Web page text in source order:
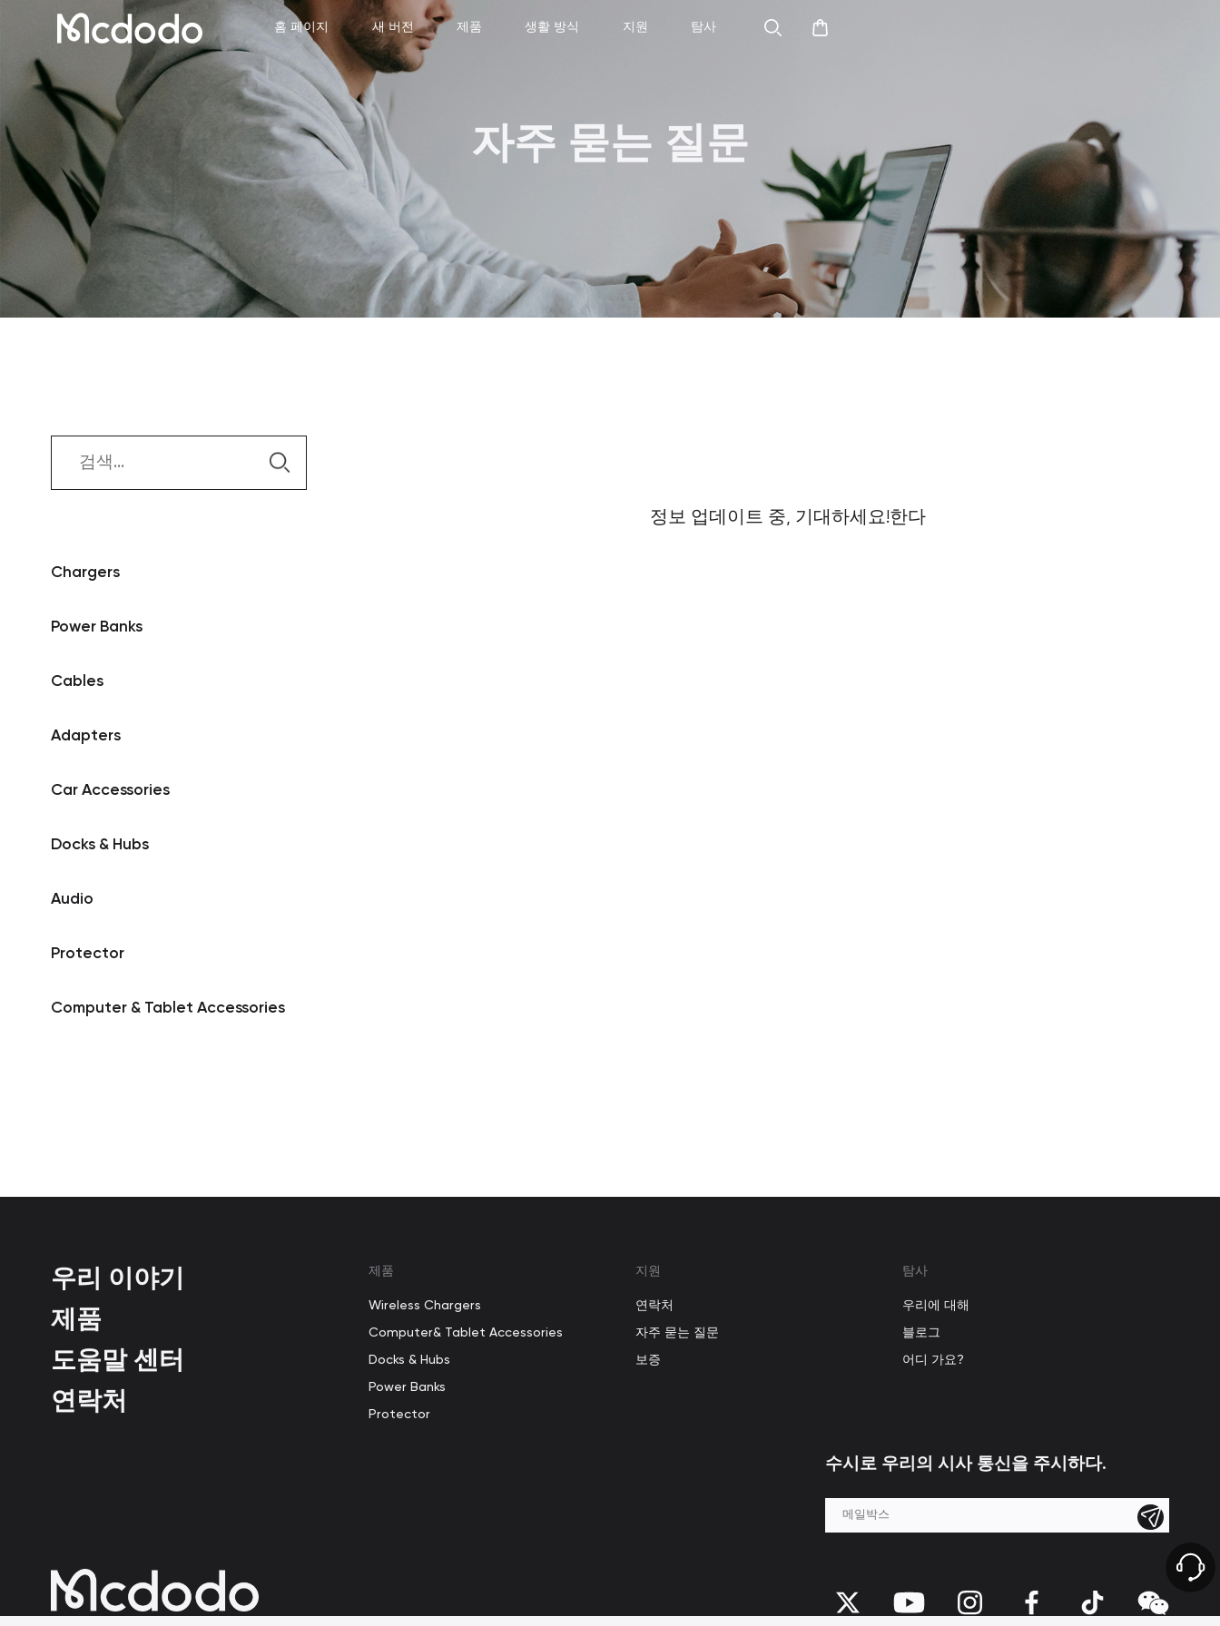
홈 페이지 새 버전 제품 생활 방식 지원 탐사
자주 묻는 질문
Chargers
Power Banks
Cables
Adapters
Car Accessories
Docks & Hubs
Audio
Protector
Computer & Tablet Accessories
정보 업데이트 중, 기대하세요!한다
우리 이야기
제품
도움말 센터
연락처
제품
Wireless Chargers
Computer& Tablet Accessories
Docks & Hubs
Power Banks
Protector
지원
연락처
자주 묻는 질문
보증
탐사
우리에 대해
블로그
어디 가요?
수시로 우리의 시사 통신을 주시하다.